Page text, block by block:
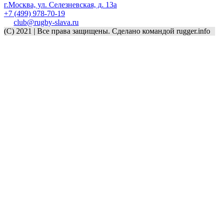
г.Москва, ул. Селезневская, д. 13a
+7 (499) 978-70-19
club@rugby-slava.ru
(C) 2021 | Все права защищены. Сделано командой rugger.info